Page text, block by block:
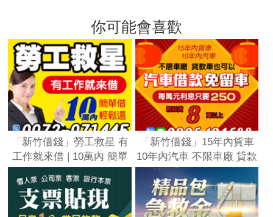
你可能會喜歡
「新竹借錢」勞工救星 有
工作就來借 | 10萬內 簡單
「新竹借錢」15年內貨車
10年內汽車 不限車廠 貸款
車也可以 | 汽車借款 免留
車 10萬元以上輕鬆貸「全
台借錢網」